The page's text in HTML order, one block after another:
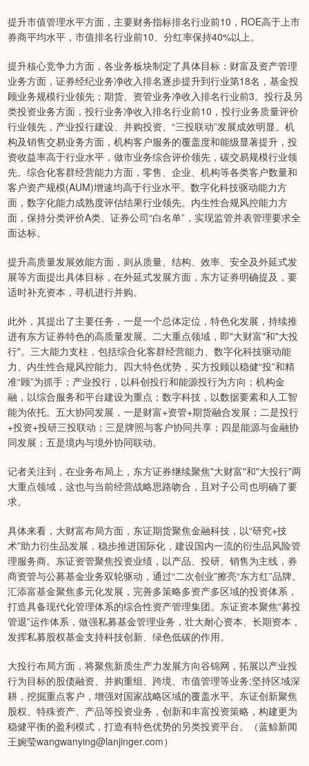
提升市值管理水平方面，主要财务指标排名行业前10，ROE高于上市
券商平均水平，市值排名行业前10、分红率保持40%以上。
提升核心竞争力方面，各业务板块制定了具体目标：财富及资产管理
业务方面，证券经纪业务净收入排名逐步提升到行业第18名，基金投
顾业务规模行业领先；期货、资管业务净收入排名行业前3。投行及另
类投资业务方面，投行业务净收入排名行业前10，投行业务质量评价
行业领先，产业投行建设、并购投资、“三投联动”发展成效明显。机
构及销售交易业务方面，机构客户服务的覆盖度和能级显著提升，投
资收益率高于行业水平，做市业务综合评价领先，碳交易规模行业领
先。综合化客群经营能力方面，零售、企业、机构等各类客户数量和
客户资产规模(AUM)增速均高于行业水平。数字化科技驱动能力方
面，数字化能力成熟度评估结果行业领先。内生性合规风控能力方
面，保持分类评价A类、证券公司“白名单”，实现监管并表管理要求全
面达标。
提升高质量发展效能方面，则从质量、结构、效率、安全及外延式发
展等方面提出具体目标，在外延式发展方面，东方证券明确提及，要
适时补充资本，寻机进行并购。
此外，其提出了主要任务，一是一个总体定位，特色化发展，持续推
进有东方证券特色的高质量发展。二大重点领域，即"大财富"和"大投
行"。三大能力支柱，包括综合化客群经营能力、数字化科技驱动能
力、内生性合规风控能力。四大特色优势，买方投顾以稳健“投”和精
准“顾”为抓手；产业投行，以科创投行和能源投行为方向；机构金
融，以综合服务和平台建设为重点；数字科技，以数据要素和人工智
能为依托。五大协同发展，一是财富+资管+期货融合发展；二是投行
+投资+投研三投联动；三是牌照与客户协同共享；四是能源与金融协
同发展；五是境内与境外协同联动。
记者关注到，在业务布局上，东方证券继续聚焦"大财富"和"大投行"两
大重点领域，这也与当前经营战略思路吻合，且对子公司也明确了要
求。
具体来看，大财富布局方面，东证期货聚焦金融科技，以“研究+技
术”助力衍生品发展，稳步推进国际化，建设国内一流的衍生品风险管
理服务商。东证资管聚焦投资业绩，以产品、投研、销售为主线，券
商资管与公募基金业务双轮驱动，通过“二次创业”擦亮“东方红”品牌。
汇添富基金聚焦多元化发展，完善多策略多资产多区域的投资体系，
打造具备现代化管理体系的综合性资产管理集团。东证资本聚焦“募投
管退”运作体系，做强私募基金管理业务，壮大耐心资本、长期资本，
发挥私募股权基金支持科技创新、绿色低碳的作用。
大投行布局方面，将聚焦新质生产力发展方向谷锦网，拓展以产业投
行为目标的股债融资、并购重组、跨境、市值管理等业务;坚持区域深
耕，挖掘重点客户，增强对国家战略区域的覆盖水平。东证创新聚焦
股权、特殊资产、产品等投资业务，创新和丰富投资策略，构建更为
稳健平衡的盈利模式，打造有特色优势的另类投资平台。（蓝鲸新闻
王婉莹wangwanying@lanjinger.com）